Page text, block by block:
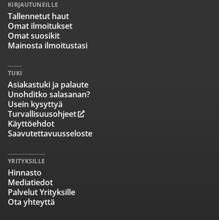
KIRJAUTUNEILLE
Tallennetut haut
Omat ilmoitukset
Omat suosikit
Mainosta ilmoitustasi
TUKI
Asiakastuki ja palaute
Unohditko salasanan?
Usein kysyttyä
Turvallisuusohjeet
Käyttöehdot
Saavutettavuusseloste
YRITYKSILLE
Hinnasto
Mediatiedot
Palvelut Yrityksille
Ota yhteyttä